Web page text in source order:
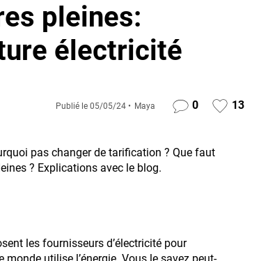
pleines:
électricité
Publié le 05/05/24 Maya 0 13
pas changer de tarification ? Que faut
? Explications avec le blog.
les fournisseurs d’électricité pour